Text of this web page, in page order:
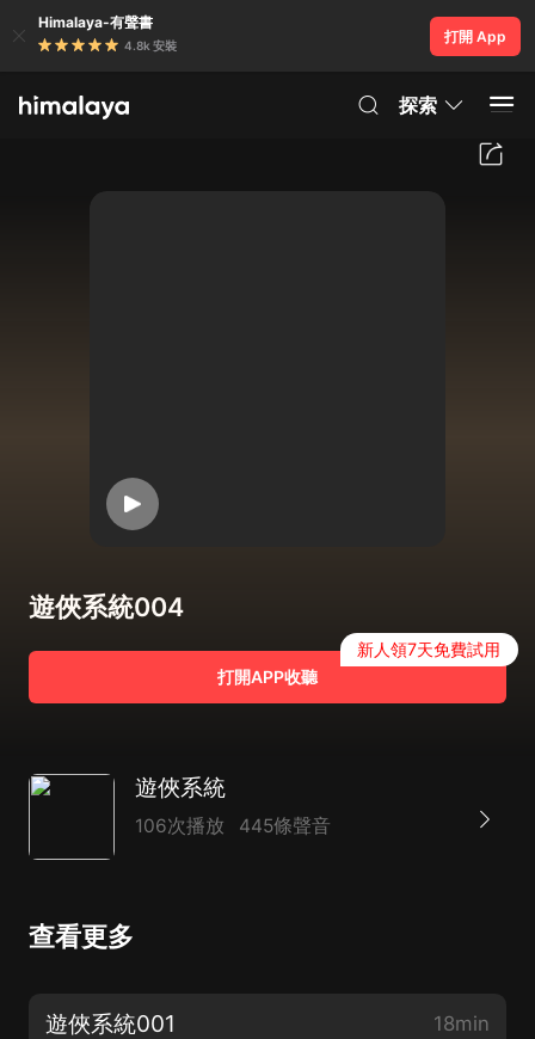
Himalaya-有聲書
4.8k 安裝
打開 App
探索
遊俠系統004
打開APP收聽
新人領7天免費試用
遊俠系統
106次播放 445條聲音
查看更多
遊俠系統001 18min